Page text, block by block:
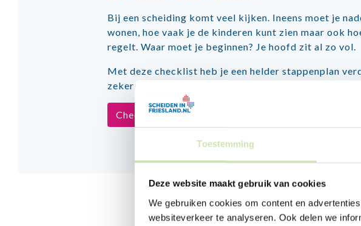
Toestemming
Deze website maakt gebruik van cookies
We gebruiken cookies om content en
websiteverkeer te analyseren. Ook delen we
Bij een scheiding komt veel kijken. Ineens moet je
wonen, hoe vaak je de kinderen kunt zien maar ook
regelt. Waar moet je beginnen? Je hoofd zit al zo vol.
Met deze checklist heb je een helder stappenplan
zeker dat je niets vergeet en krijg je iets meer
Checklist scheiding regelen